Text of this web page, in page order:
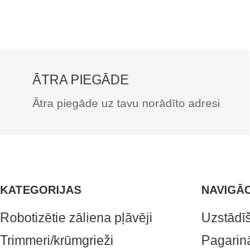
ĀTRA PIEGĀDE
Ātra piegāde uz tavu norādīto adresi
KATEGORIJAS
Robotizētie zāliena pļāvēji
Trimmeri/krūmgrieži